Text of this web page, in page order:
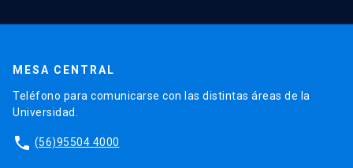
MESA CENTRAL
Teléfono para comunicarse con las distintas áreas de la
Universidad.
phone (56)95504 4000